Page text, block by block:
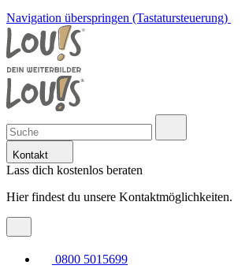
Navigation überspringen (Tastatursteuerung)
Kontakt
Lass dich kostenlos beraten
Hier findest du unsere Kontaktmöglichkeiten.
0800 5015699